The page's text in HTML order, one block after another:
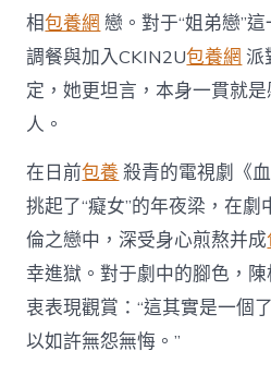
相包養網 戀。對于“姐弟戀”
調餐與加入CKIN2U包養網 派
定，她更坦言，本身一貫就是
人。
在日前包養 殺青的電視劇《
挑起了“癡女”的年夜梁，在劇
倫之戀中，深受身心煎熬并成
幸進獄。對于劇中的腳色，
衷表現觀賞：“這其實是一個
以如許無怨無悔。”